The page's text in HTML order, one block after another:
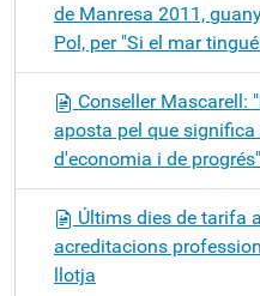
de Manresa 2011,
Pol, per "Si el mar
Conseller Mascarell:
aposta pel que
d'economia i de progrés"
Últims dies de tarifa
acreditacions
llotja